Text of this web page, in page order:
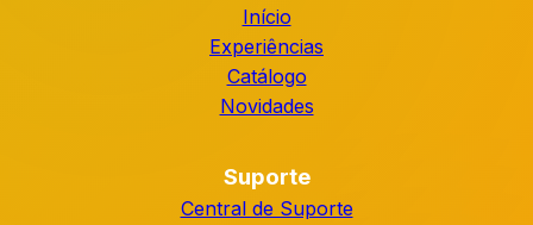
Início
Experiências
Catálogo
Novidades
Suporte
Central de Suporte